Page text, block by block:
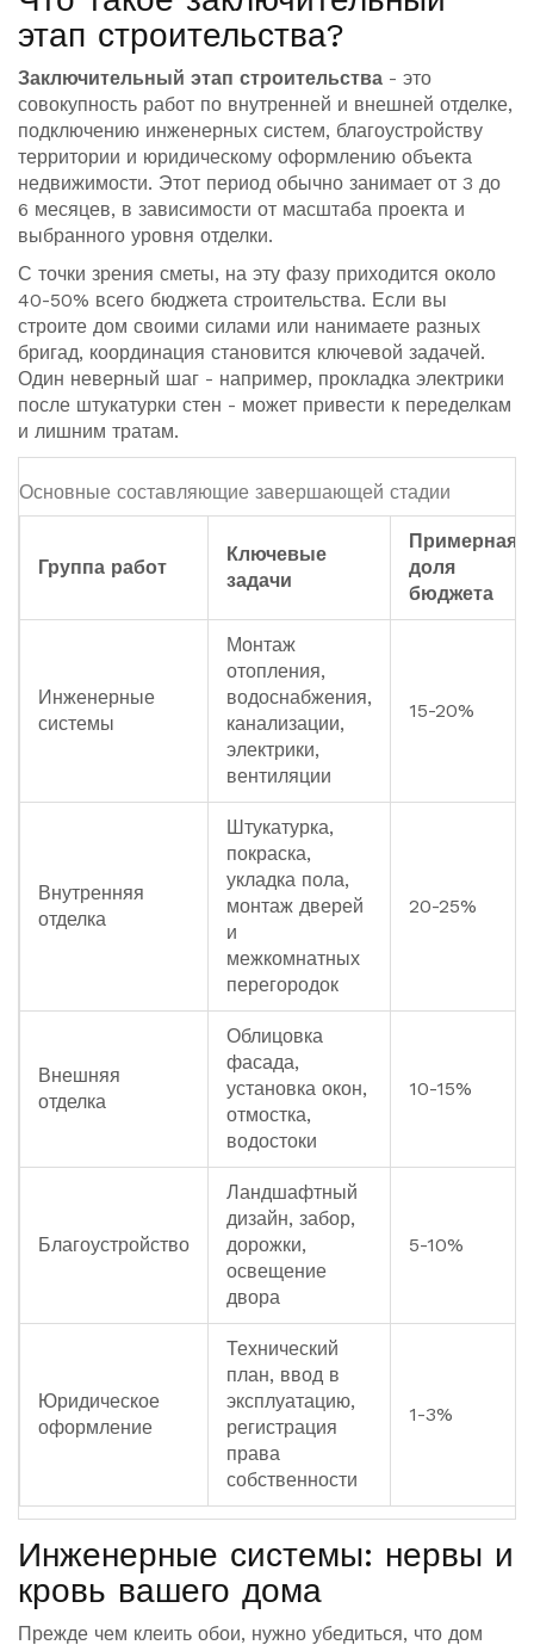
этап строительства?
Заключительный этап строительства - это
совокупность работ по внутренней и внешней отделке,
подключению инженерных систем, благоустройству
территории и юридическому оформлению объекта
недвижимости. Этот период обычно занимает от 3 до
6 месяцев, в зависимости от масштаба проекта и
выбранного уровня отделки.
С точки зрения сметы, на эту фазу приходится около
40-50% всего бюджета строительства. Если вы
строите дом своими силами или нанимаете разных
бригад, координация становится ключевой задачей.
Один неверный шаг - например, прокладка электрики
после штукатурки стен - может привести к переделкам
и лишним тратам.
Основные составляющие завершающей стадии
Группа работ
Ключевые
задачи
Примерная
доля
бюджета
Инженерные
системы
Монтаж
отопления,
водоснабжения,
канализации,
электрики,
вентиляции
15-20%
Внутренняя
отделка
Штукатурка,
покраска,
укладка пола,
монтаж дверей
и
межкомнатных
перегородок
20-25%
Внешняя
отделка
Облицовка
фасада,
установка окон,
отмостка,
водостоки
10-15%
Благоустройство
Ландшафтный
дизайн, забор,
дорожки,
освещение
двора
5-10%
Юридическое
оформление
Технический
план, ввод в
эксплуатацию,
регистрация
права
собственности
1-3%
Инженерные системы: нервы и
кровь вашего дома
Прежде чем клеить обои, нужно убедиться, что дом